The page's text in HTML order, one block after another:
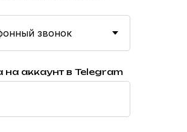
на аккаунт в Telegram